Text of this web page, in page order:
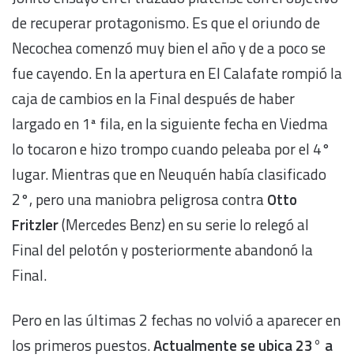
de recuperar protagonismo. Es que el oriundo de
Necochea comenzó muy bien el año y de a poco se
fue cayendo. En la apertura en El Calafate rompió la
caja de cambios en la Final después de haber
largado en 1ª fila, en la siguiente fecha en Viedma
lo tocaron e hizo trompo cuando peleaba por el 4°
lugar. Mientras que en Neuquén había clasificado
2°, pero una maniobra peligrosa contraOtto
Fritzler(Mercedes Benz) en su serie lo relegó al
Final del pelotón y posteriormente abandonó la
Final.
Pero en las últimas 2 fechas no volvió a aparecer en
los primeros puestos.Actualmente se ubica 23° a